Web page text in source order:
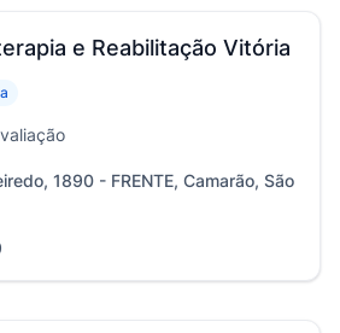
e Reabilitação Vitória
1890 - FRENTE, Camarão, São